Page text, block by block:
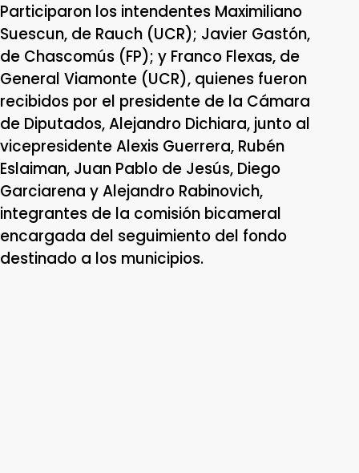
Participaron los intendentes Maximiliano
Suescun, de Rauch (UCR); Javier Gastón,
de Chascomús (FP); y Franco Flexas, de
General Viamonte (UCR), quienes fueron
recibidos por el presidente de la Cámara
de Diputados, Alejandro Dichiara, junto al
vicepresidente Alexis Guerrera, Rubén
Eslaiman, Juan Pablo de Jesús, Diego
Garciarena y Alejandro Rabinovich,
integrantes de la comisión bicameral
encargada del seguimiento del fondo
destinado a los municipios.